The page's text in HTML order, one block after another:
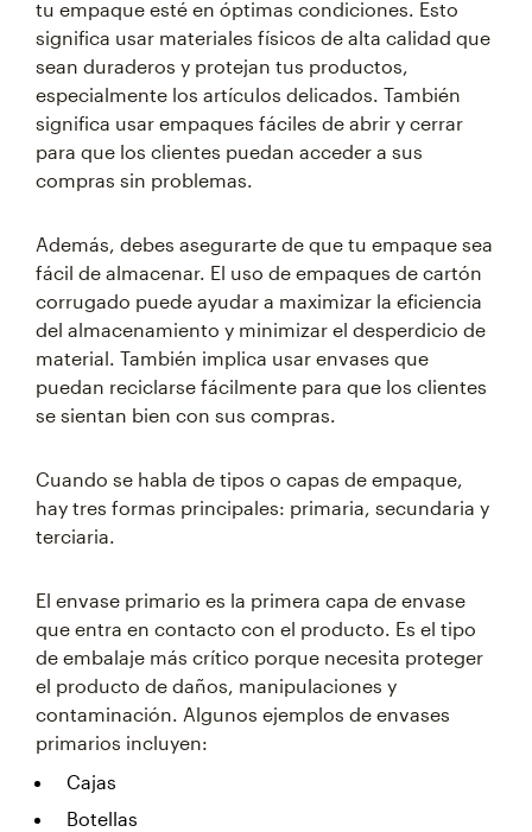
tu empaque esté en óptimas condiciones. Esto
significa usar materiales físicos de alta calidad que
sean duraderos y protejan tus productos,
especialmente los artículos delicados. También
significa usar empaques fáciles de abrir y cerrar
para que los clientes puedan acceder a sus
compras sin problemas.
Además, debes asegurarte de que tu empaque sea
fácil de almacenar. El uso de empaques de cartón
corrugado puede ayudar a maximizar la eficiencia
del almacenamiento y minimizar el desperdicio de
material. También implica usar envases que
puedan reciclarse fácilmente para que los clientes
se sientan bien con sus compras.
Cuando se habla de tipos o capas de empaque,
hay tres formas principales: primaria, secundaria y
terciaria.
El envase primario es la primera capa de envase
que entra en contacto con el producto. Es el tipo
de embalaje más crítico porque necesita proteger
el producto de daños, manipulaciones y
contaminación. Algunos ejemplos de envases
primarios incluyen:
Cajas
Botellas